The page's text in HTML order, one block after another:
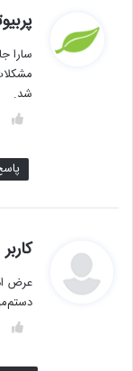
سارا
شد.
کاربر
:
عرض